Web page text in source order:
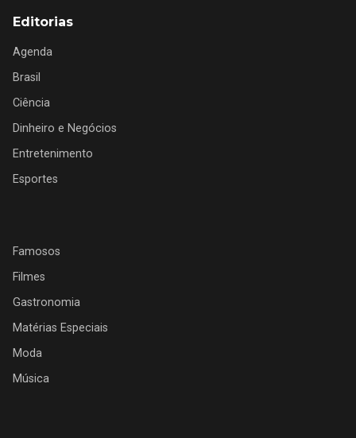
Editorias
Agenda
Brasil
Ciência
Dinheiro e Negócios
Entretenimento
Esportes
Famosos
Filmes
Gastronomia
Matérias Especiais
Moda
Música